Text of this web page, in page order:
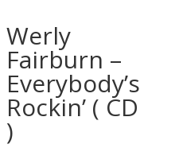
Werly
Fairburn –
Everybody’s
Rockin’ ( CD
)